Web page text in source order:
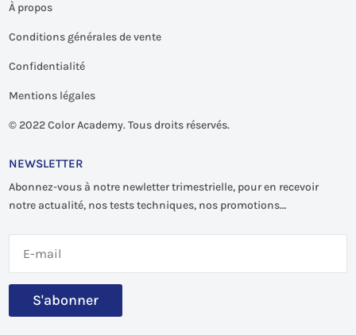
À propos
Conditions générales de vente
Confidentialité
Mentions légales
© 2022 Color Academy. Tous droits réservés.
NEWSLETTER
Abonnez-vous à notre newletter trimestrielle, pour en recevoir
notre actualité, nos tests techniques, nos promotions…
S'abonner